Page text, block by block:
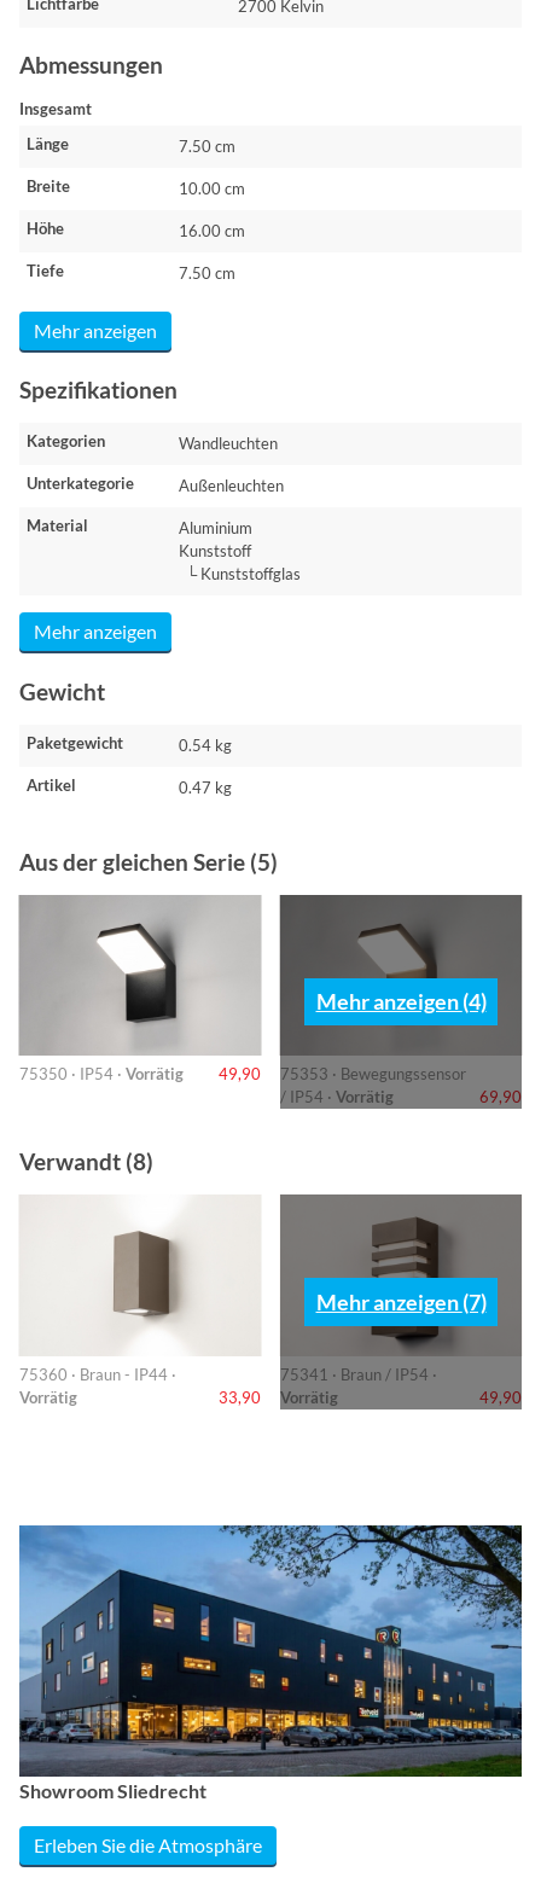
2700 Kelvin
Abmessungen
Insgesamt
Länge
7.50 cm
Breite 10.00 cm
Höhe 16.00 cm
Tiefe 7.50 cm
Mehr anzeigen
Spezifikationen
Kategorien Wandleuchten
Unterkategorie Außenleuchten
Material
Aluminium
Kunststoff
└ Kunststoffglas
Mehr anzeigen
Gewicht
Paketgewicht 0.54 kg
Artikel 0.47 kg
Aus der gleichen Serie (5)
75350 · IP54 · Vorrätig 49,90
75353 · Bewegungssensor
/ IP54 · Vorrätig 69,90
Mehr anzeigen (4)
Verwandt (8)
75360 · Braun - IP44 ·
Vorrätig
33,90
75341 · Braun / IP54 ·
Vorrätig
49,90
Mehr anzeigen (7)
Showroom Sliedrecht
Erleben Sie die Atmosphäre